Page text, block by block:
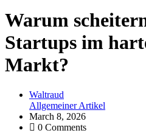
Warum
Startups im
Markt?
Waltraud
Allgemeiner Artikel
March 8, 2026
0 Comments